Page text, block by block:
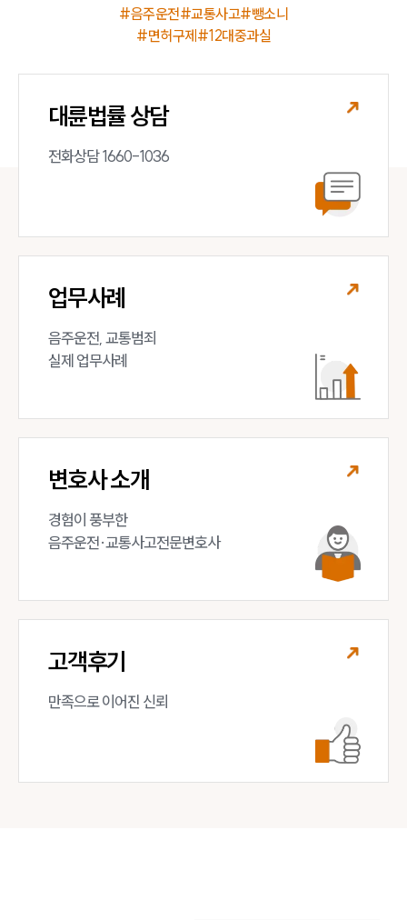
#음주운전#교통사고#뺑소니
#면허구제#12대중과실
대륜법률 상담
전화상담 1660-1036
업무사례
음주운전, 교통범죄
실제 업무사례
변호사 소개
경험이 풍부한
음주운전·교통사고전문변호사
고객후기
만족으로 이어진 신뢰